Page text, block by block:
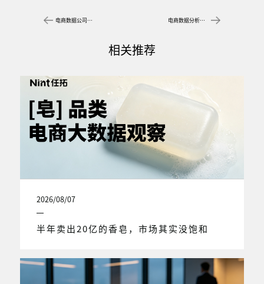
电商数据公司Nint任拓 洞察宠物市场消费新趋势 电商数据分析公司任拓 解析宠物行业三大赛道
相关推荐
2026/08/07
半年卖出20亿的香皂，市场其实没饱和